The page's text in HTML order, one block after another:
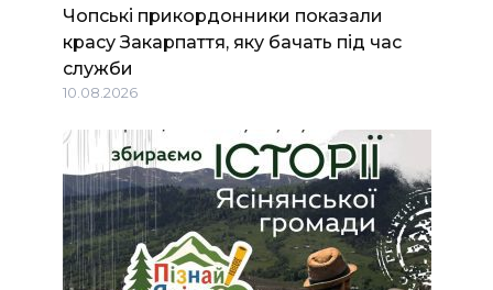
Чопські прикордонники показали
красу Закарпаття, яку бачать під час
служби
10.08.2026